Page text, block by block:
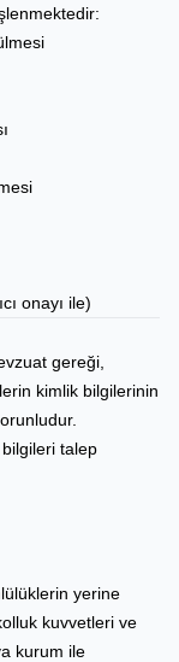
onayı ile)
gereği,
kimlik bilgilerinin
talep
yerine
kuvvetleri ve
kurum ile